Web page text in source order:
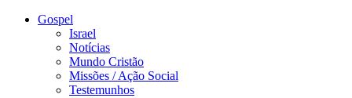
Gospel
Israel
Notícias
Mundo Cristão
Missões / Ação Social
Testemunhos